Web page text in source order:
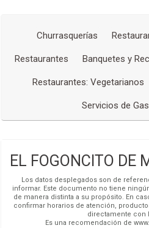
Churrasquerías
Restaurantes Banquetes y
Restaurantes: Vegetarianos
Servicios de
EL FOGONCITO DE
Los datos desplegados son de
informar. Este documento no tiene
de manera distinta a su propósito. En
confirmar horarios de atención,
directamente con
Es una recomendación de